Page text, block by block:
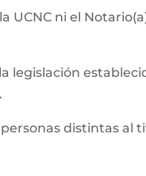
ni el
distintas al